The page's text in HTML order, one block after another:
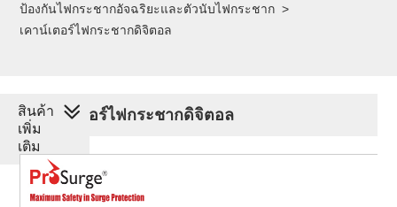
ป้องกันไฟกระชากอัจฉริยะและตัวนับไฟกระชาก >
เคาน์เตอร์ไฟกระชากดิจิตอล
เคาน์เตอร์ไฟกระชากดิจิตอล
สินค้า
เพิ่ม
เติม